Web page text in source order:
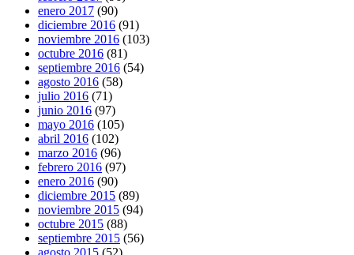
enero 2017 (90)
diciembre 2016 (91)
noviembre 2016 (103)
octubre 2016 (81)
septiembre 2016 (54)
agosto 2016 (58)
julio 2016 (71)
junio 2016 (97)
mayo 2016 (105)
abril 2016 (102)
marzo 2016 (96)
febrero 2016 (97)
enero 2016 (90)
diciembre 2015 (89)
noviembre 2015 (94)
octubre 2015 (88)
septiembre 2015 (56)
agosto 2015 (52)